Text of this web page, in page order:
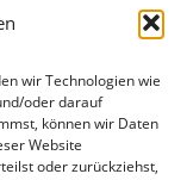
wir Technologien wie
oder darauf
können wir Daten
Website
oder zurückziehst,